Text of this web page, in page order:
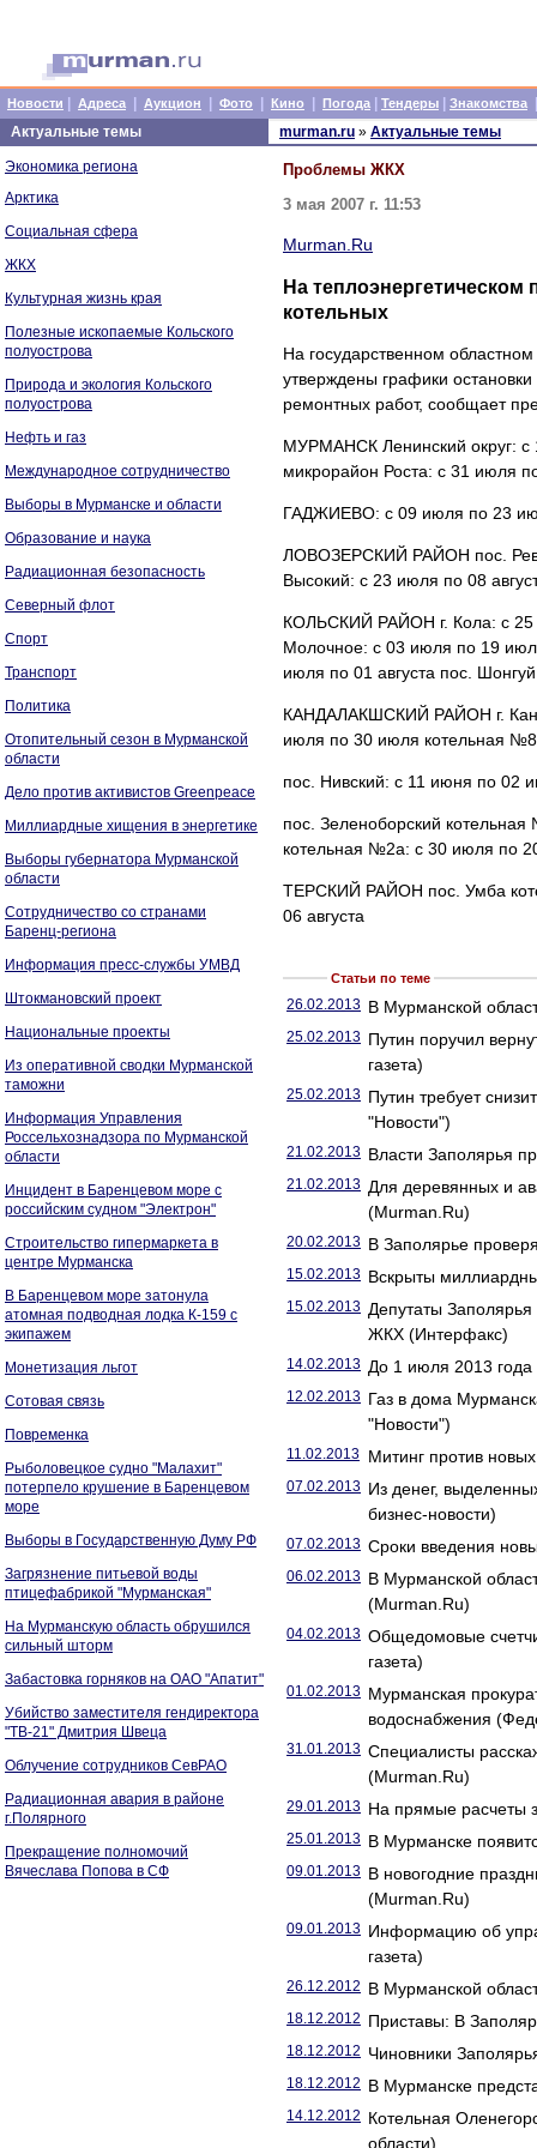
Новости Адреса Аукцион Фото Кино Погода Тендеры Знакомства
Актуальные темы
Экономика региона
Арктика
Социальная сфера
ЖКХ
Культурная жизнь края
Полезные ископаемые Кольского
полуострова
Природа и экология Кольского
полуострова
Нефть и газ
Международное сотрудничество
Выборы в Мурманске и области
Образование и наука
Радиационная безопасность
Северный флот
Спорт
Транспорт
Политика
Отопительный сезон в Мурманской
области
Дело против активистов Greenpeace
Миллиардные хищения в энергетике
Выборы губернатора Мурманской
области
Сотрудничество со странами
Баренц-региона
Информация пресс-службы УМВД
Штокмановский проект
Национальные проекты
Из оперативной сводки Мурманской
таможни
Информация Управления
Россельхознадзора по Мурманской
области
Инцидент в Баренцевом море с
российским судном "Электрон"
Строительство гипермаркета в
центре Мурманска
В Баренцевом море затонула
атомная подводная лодка К-159 с
экипажем
Монетизация льгот
Сотовая связь
Повременка
Рыболовецкое судно "Малахит"
потерпело крушение в Баренцевом
море
Выборы в Государственную Думу РФ
Загрязнение питьевой воды
птицефабрикой "Мурманская"
На Мурманскую область обрушился
сильный шторм
Забастовка горняков на ОАО "Апатит"
Убийство заместителя гендиректора
"ТВ-21" Дмитрия Швеца
Облучение сотрудников СевРАО
Радиационная авария в районе
г.Полярного
Прекращение полномочий
Вячеслава Попова в СФ
murman.ru » Актуальные темы
Проблемы ЖКХ
3 мая 2007 г. 11:53
Murman.Ru
На
котельных
На государственном
утверждены графики
ремонтных работ, сообщает
МУРМАНСК Ленинский округ: с
микрорайон Роста: с 31 июля
ГАДЖИЕВО: с 09 июля по 23
ЛОВОЗЕРСКИЙ РАЙОН пос.
Высокий: с 23 июля по 08
КОЛЬСКИЙ РАЙОН г. Кола: с
Молочное: с 03 июля по 19
июля по 01 августа пос.
КАНДАЛАКШСКИЙ РАЙОН г.
июля по 30 июля котельная
пос. Нивский: с 11 июня по 02
пос. Зеленоборский
котельная №2а: с 30 июля по
ТЕРСКИЙ РАЙОН пос. Умба
06 августа
Статьи по теме
26.02.2013 В Мурманской
25.02.2013 Путин поручил
газета)
25.02.2013 Путин требует
"Новости")
21.02.2013 Власти Заполярья
21.02.2013 Для деревянных и
(Murman.Ru)
20.02.2013 В Заполярье
15.02.2013 Вскрыты
15.02.2013 Депутаты
ЖКХ (Интерфакс)
14.02.2013 До 1 июля 2013
12.02.2013 Газ в дома
"Новости")
11.02.2013 Митинг против
07.02.2013 Из денег,
бизнес-новости)
07.02.2013 Сроки введения
06.02.2013 В Мурманской
(Murman.Ru)
04.02.2013 Общедомовые
газета)
01.02.2013 Мурманская
водоснабжения
31.01.2013 Специалисты
(Murman.Ru)
29.01.2013 На прямые расчеты
25.01.2013 В Мурманске
09.01.2013 В новогодние
(Murman.Ru)
09.01.2013 Информацию об
газета)
26.12.2012 В Мурманской
18.12.2012 Приставы: В
18.12.2012 Чиновники
18.12.2012 В Мурманске
14.12.2012 Котельная
области)